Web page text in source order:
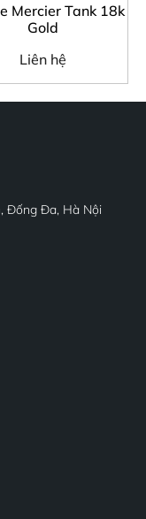
Mercier Tank 18k
Gold
Liên hệ
Đống Đa, Hà Nội